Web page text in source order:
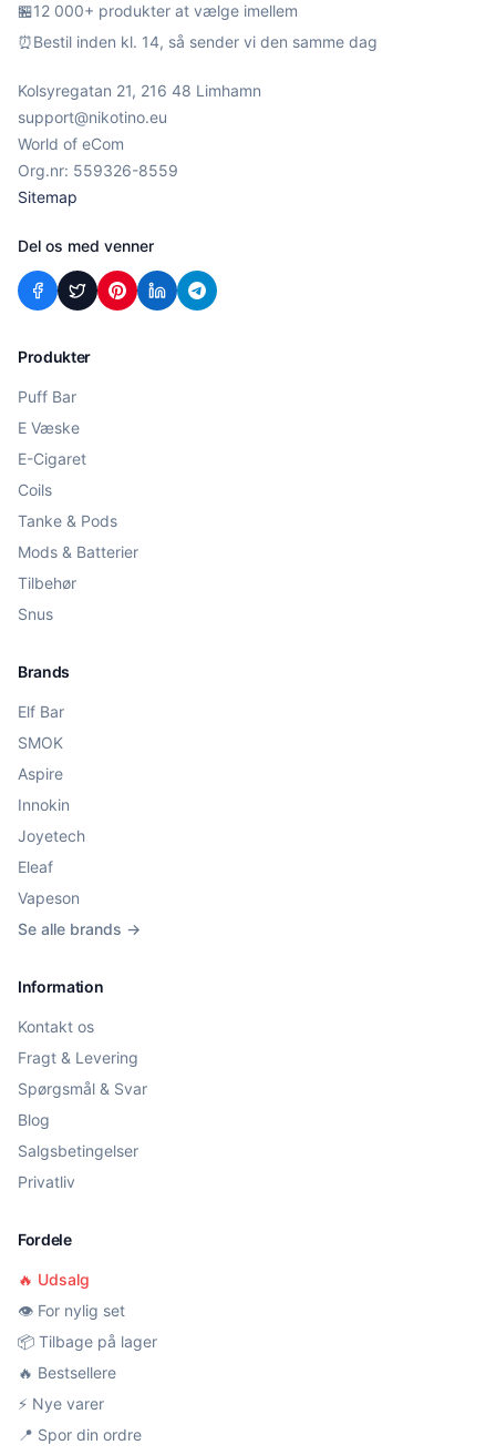
🏪12 000+ produkter at vælge imellem
⏰Bestil inden kl. 14, så sender vi den samme dag
Kolsyregatan 21, 216 48 Limhamn
support@nikotino.eu
World of eCom
Org.nr: 559326-8559
Sitemap
Del os med venner
Produkter
Puff Bar
E Væske
E-Cigaret
Coils
Tanke & Pods
Mods & Batterier
Tilbehør
Snus
Brands
Elf Bar
SMOK
Aspire
Innokin
Joyetech
Eleaf
Vapeson
Se alle brands →
Information
Kontakt os
Fragt & Levering
Spørgsmål & Svar
Blog
Salgsbetingelser
Privatliv
Fordele
🔥 Udsalg
👁️ For nylig set
📦 Tilbage på lager
🔥 Bestsellere
⚡ Nye varer
📍 Spor din ordre